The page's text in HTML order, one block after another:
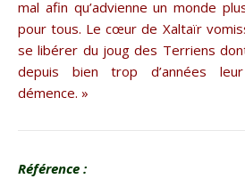
mal afin qu’advienne un monde
pour tous. Le cœur de Xaltaïr
se libérer du joug des Terriens
depuis bien trop d’années
démence. »
Référence :